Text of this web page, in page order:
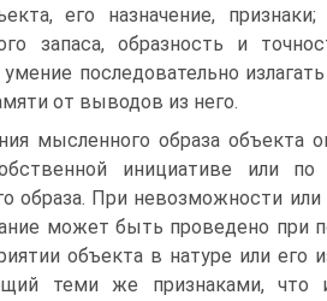
его назначение,
запаса, образность и
последовательно
от выводов из него.
мысленного образа объекта
инициативе или по
образа. При невозможности или
может быть проведено при
объекта в натуре или его
теми же признаками,